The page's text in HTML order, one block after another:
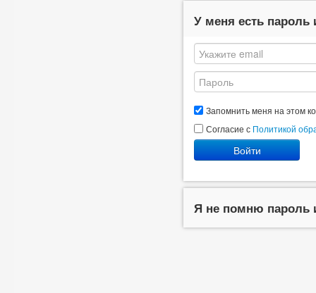
У меня есть пароль
Запомнить меня на этом
Согласие с Политикой
Войти
Я не помню пароль